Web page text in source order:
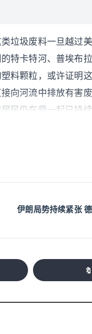
垃圾废料一旦越过
特卡特河、普埃布
料颗粒，或许证明
向河流中排放有害废
民仍在受一起已持
密切，却也承受着北
求政府采取行动减少
工厂。当地环保活
到影响，家长们对
收厂周边的居民区
消费与经济活动“兜底
伊朗局势持续紧张